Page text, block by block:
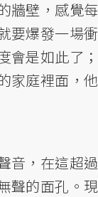
牆壁，感覺每
要爆發一場衝
會是如此了；
家庭裡面，他
音，在這超過
聲的面孔。現